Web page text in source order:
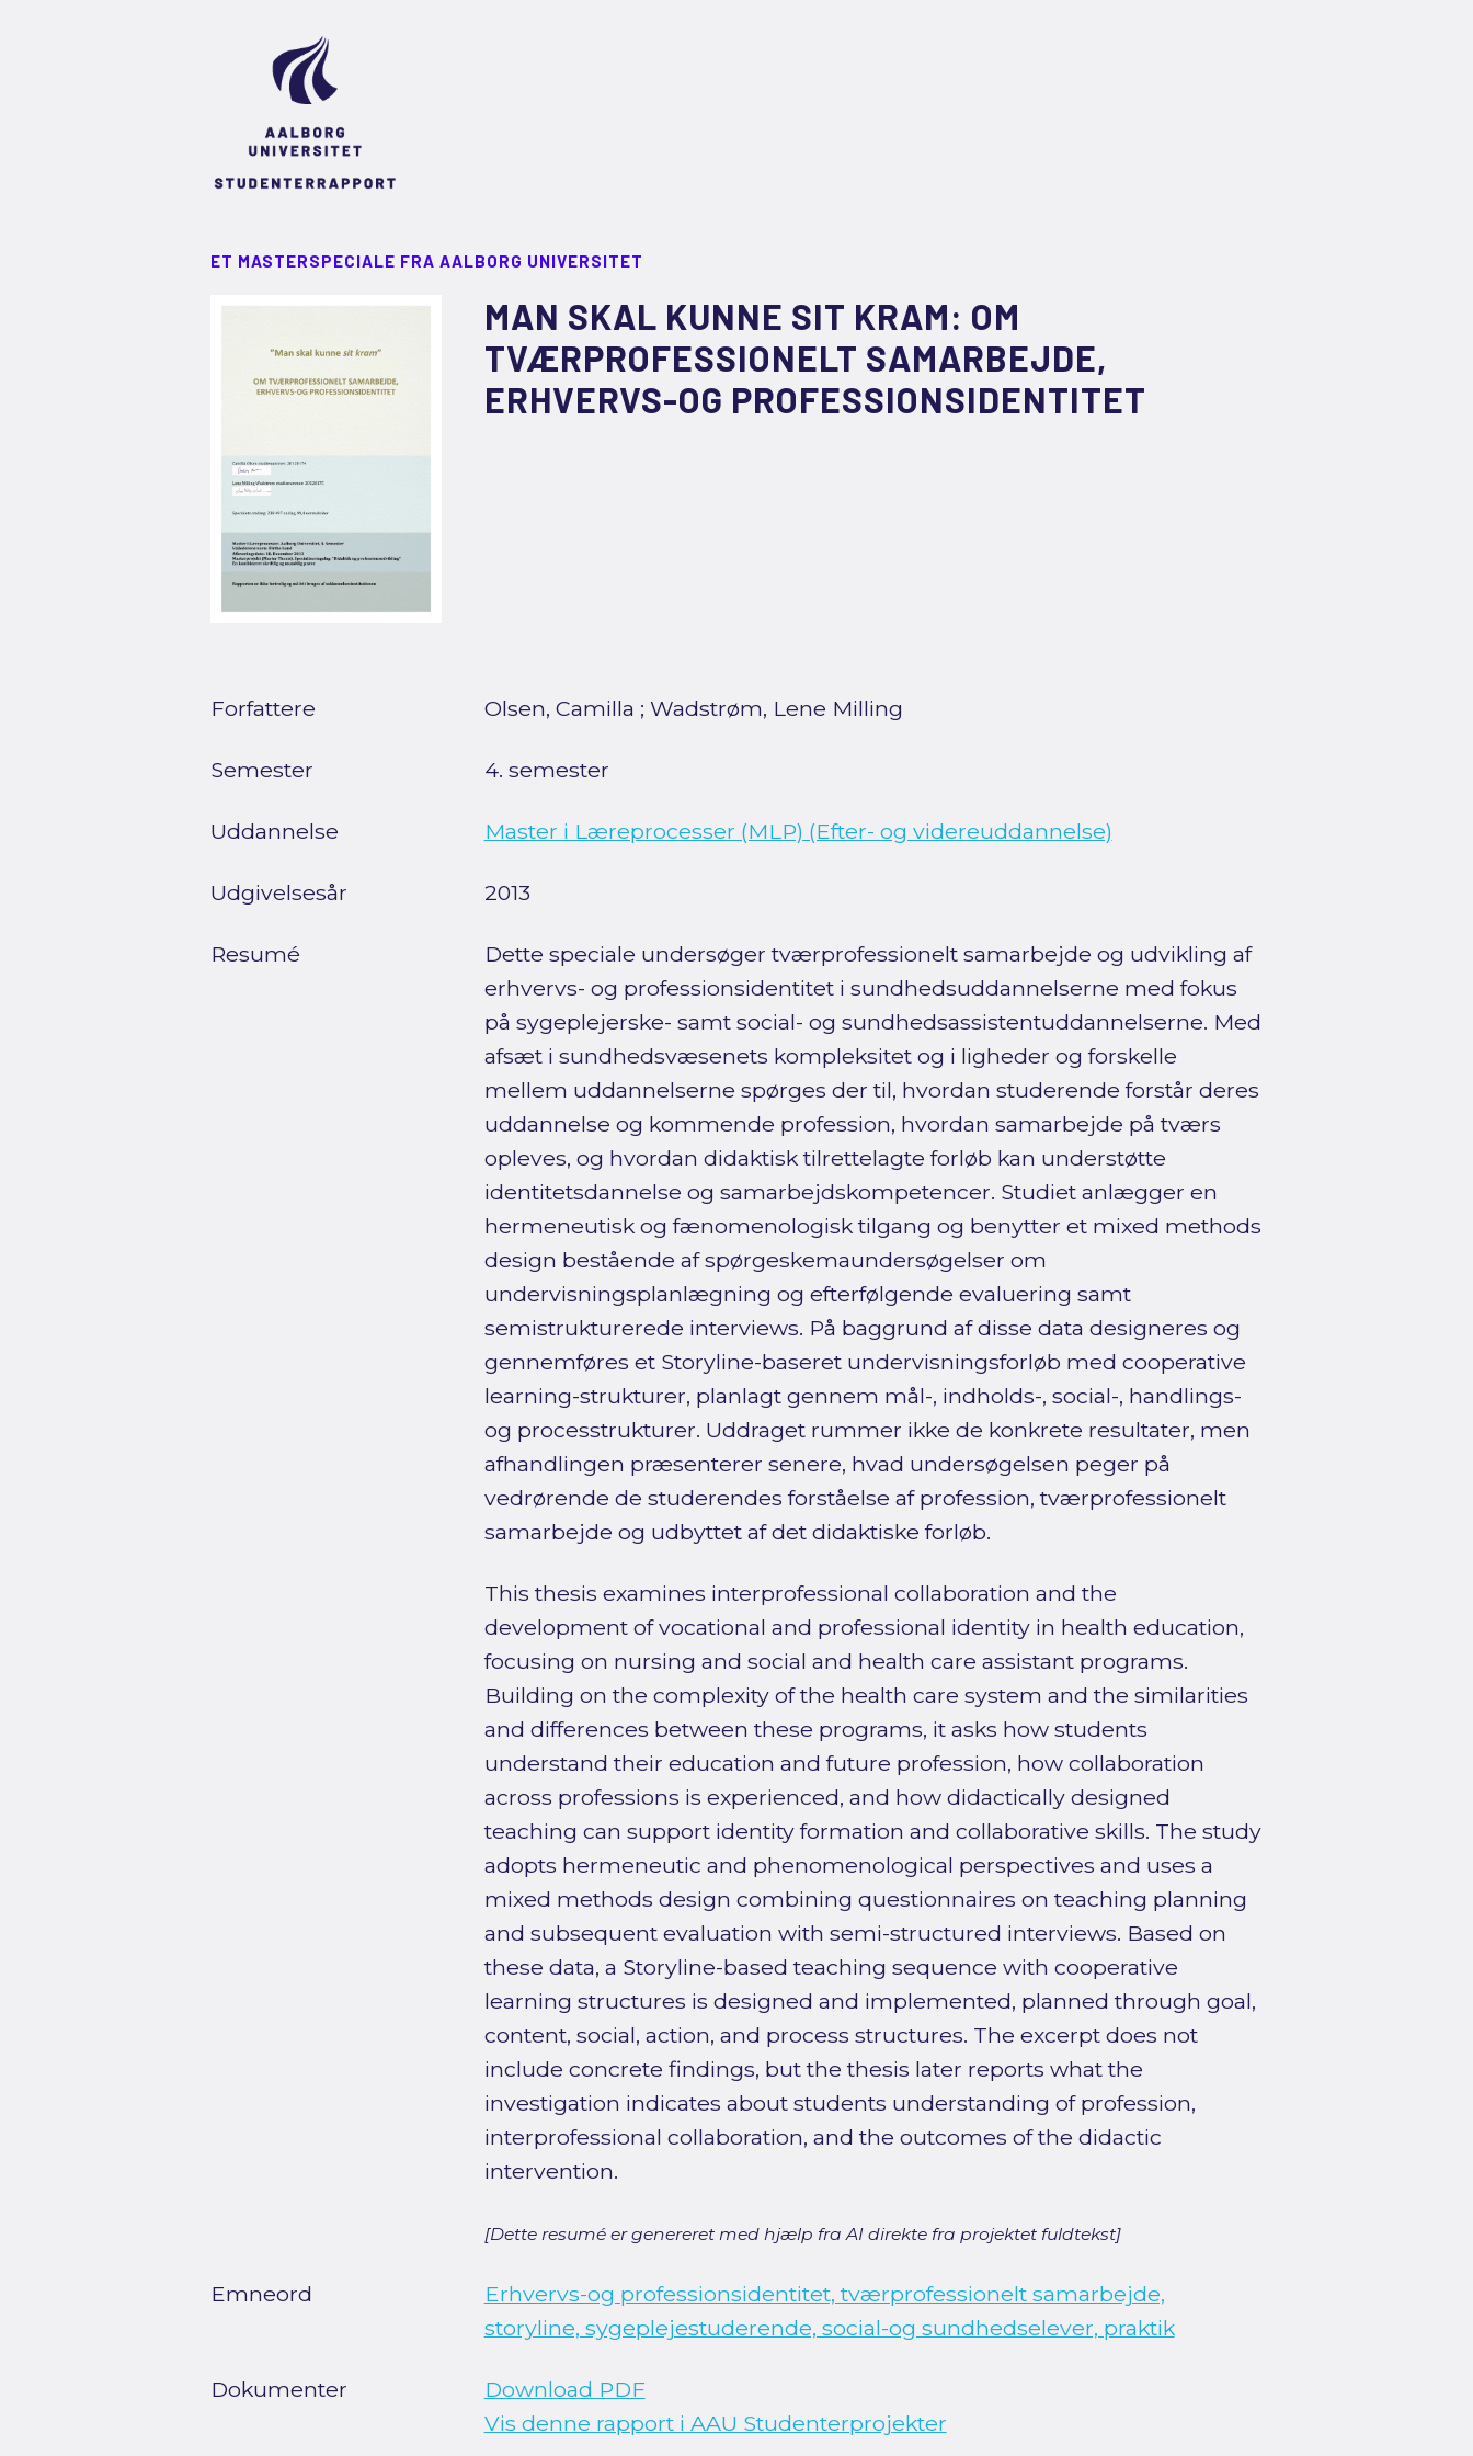
ET MASTERSPECIALE FRA AALBORG UNIVERSITET
MAN SKAL KUNNE SIT KRAM: OM
TVÆRPROFESSIONELT SAMARBEJDE,
ERHVERVS-OG PROFESSIONSIDENTITET
Forfattere Olsen, Camilla ; Wadstrøm, Lene Milling
Semester 4. semester
Uddannelse Master i Læreprocesser (MLP) (Efter- og videreuddannelse)
Udgivelsesår 2013
Resumé
Dette speciale undersøger tværprofessionelt samarbejde og udvikling af
erhvervs- og professionsidentitet i sundhedsuddannelserne med fokus
på sygeplejerske- samt social- og sundhedsassistentuddannelserne. Med
afsæt i sundhedsvæsenets kompleksitet og i ligheder og forskelle
mellem uddannelserne spørges der til, hvordan studerende forstår deres
uddannelse og kommende profession, hvordan samarbejde på tværs
opleves, og hvordan didaktisk tilrettelagte forløb kan understøtte
identitetsdannelse og samarbejdskompetencer. Studiet anlægger en
hermeneutisk og fænomenologisk tilgang og benytter et mixed methods
design bestående af spørgeskemaundersøgelser om
undervisningsplanlægning og efterfølgende evaluering samt
semistrukturerede interviews. På baggrund af disse data designeres og
gennemføres et Storyline-baseret undervisningsforløb med cooperative
learning-strukturer, planlagt gennem mål-, indholds-, social-, handlings-
og processtrukturer. Uddraget rummer ikke de konkrete resultater, men
afhandlingen præsenterer senere, hvad undersøgelsen peger på
vedrørende de studerendes forståelse af profession, tværprofessionelt
samarbejde og udbyttet af det didaktiske forløb.
This thesis examines interprofessional collaboration and the
development of vocational and professional identity in health education,
focusing on nursing and social and health care assistant programs.
Building on the complexity of the health care system and the similarities
and differences between these programs, it asks how students
understand their education and future profession, how collaboration
across professions is experienced, and how didactically designed
teaching can support identity formation and collaborative skills. The study
adopts hermeneutic and phenomenological perspectives and uses a
mixed methods design combining questionnaires on teaching planning
and subsequent evaluation with semi-structured interviews. Based on
these data, a Storyline-based teaching sequence with cooperative
learning structures is designed and implemented, planned through goal,
content, social, action, and process structures. The excerpt does not
include concrete findings, but the thesis later reports what the
investigation indicates about students understanding of profession,
interprofessional collaboration, and the outcomes of the didactic
intervention.
[Dette resumé er genereret med hjælp fra AI direkte fra projektet fuldtekst]
Emneord
Erhvervs-og professionsidentitet, tværprofessionelt samarbejde,
storyline, sygeplejestuderende, social-og sundhedselever, praktik
Dokumenter
Download PDF
Vis denne rapport i AAU Studenterprojekter